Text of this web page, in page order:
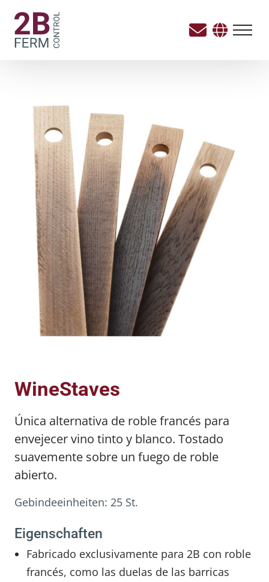
WineStaves
Única alternativa de roble francés para
envejecer vino tinto y blanco. Tostado
suavemente sobre un fuego de roble
abierto.
Gebindeeinheiten: 25 St.
Eigenschaften
Fabricado exclusivamente para 2B con roble
francés, como las duelas de las barricas